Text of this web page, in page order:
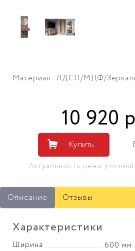
Материал: ЛДСП/МДФ/
10 920
Купить
Актуальность цены
Описание Отзывы
Характеристики
Ширина
600 мм